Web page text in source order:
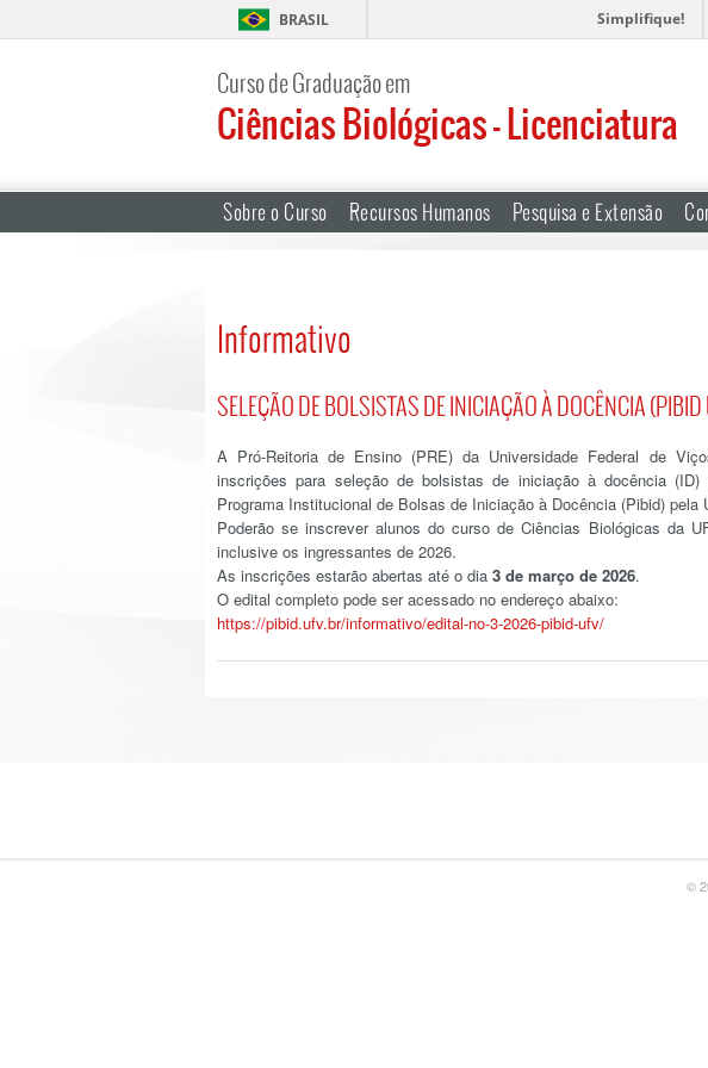
BRASIL Simplifique!
Curso de Graduação em
Ciências Biológicas – Licenciatura
Sobre o Curso Recursos Humanos Pesquisa e Extensão
Informativo
SELEÇÃO DE BOLSISTAS DE INICIAÇÃO À DOCÊNCIA
A Pró-Reitoria de Ensino (PRE) da Universidade Federal de
inscrições para seleção de bolsistas de iniciação à docência
Programa Institucional de Bolsas de Iniciação à Docência (Pibid) pela
Poderão se inscrever alunos do curso de Ciências Biológicas da
inclusive os ingressantes de 2026.
As inscrições estarão abertas até o dia 3 de março de 2026.
O edital completo pode ser acessado no endereço abaixo:
https://pibid.ufv.br/informativo/edital-no-3-2026-pibid-ufv/
©